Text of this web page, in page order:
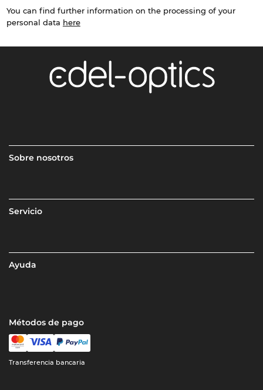
You can find further information on the processing of your
personal data here
Sobre nosotros
Servicio
Ayuda
Métodos de pago
Transferencia bancaria